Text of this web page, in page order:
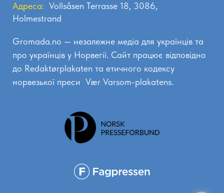
Адреса: Vollsåsen Terrasse 18, 3086,
Holmestrand
Gromada.no — незалежне медіа для українців та
про українців у Норвегії. Сайт працює відповідно
до Redaktørplakaten та етичного кодексу
норвезької преси Vær Varsom-plakatens.